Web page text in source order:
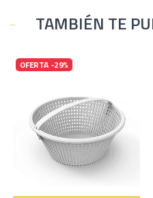
TAMBIÉN TE
OFERTA -29%